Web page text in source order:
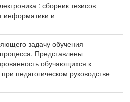
: сборник тезисов
информатики и
задачу обучения
Представлены
обучающихся к
педагогическом руководстве